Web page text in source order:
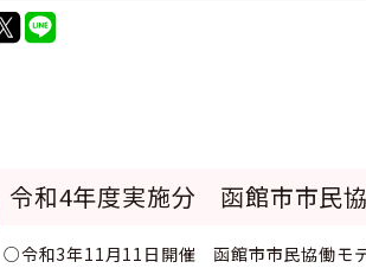
令和4年度実施分 函館市市民
○令和3年11月11日開催 函館市市民協働モ